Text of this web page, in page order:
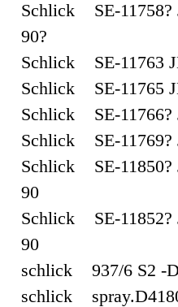
Schlick SE-11758?
90?
Schlick SE-11763
Schlick SE-11765
Schlick SE-11766?
Schlick SE-11769?
Schlick SE-11850?
90
Schlick SE-11852?
90
schlick 937/6 S2 -
schlick